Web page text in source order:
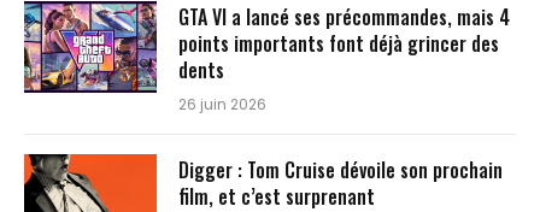
GTA VI a lancé ses précommandes, mais 4
points importants font déjà grincer des
dents
26 juin 2026
Digger : Tom Cruise dévoile son prochain
film, et c’est surprenant